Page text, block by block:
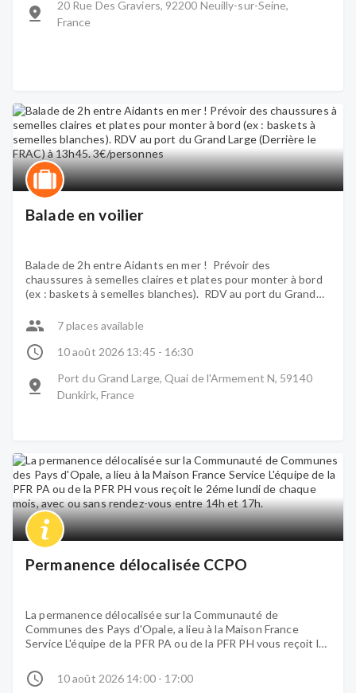
20 Rue Des Graviers, 92200 Neuilly-sur-Seine,
France
Balade en voilier
Balade de 2h entre Aidants en mer ! Prévoir des
chaussures à semelles claires et plates pour monter à bord
(ex : baskets à semelles blanches). RDV au port du Grand
7 places available
10 août 2026 13:45 - 16:30
Port du Grand Large, Quai de l'Armement N, 59140
Dunkirk, France
Permanence délocalisée CCPO
La permanence délocalisée sur la Communauté de
Communes des Pays d'Opale, a lieu à la Maison France
Service L'équipe de la PFR PA ou de la PFR PH vous reçoit le
14h et 17h.10 août 2026 14:00 - 17:00